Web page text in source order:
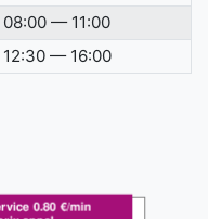
08:00 — 11:00
12:30 — 16:00